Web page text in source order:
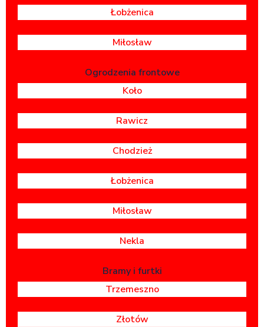
Łobżenica
Miłosław
Ogrodzenia frontowe
Koło
Rawicz
Chodzież
Łobżenica
Miłosław
Nekla
Bramy i furtki
Trzemeszno
Złotów